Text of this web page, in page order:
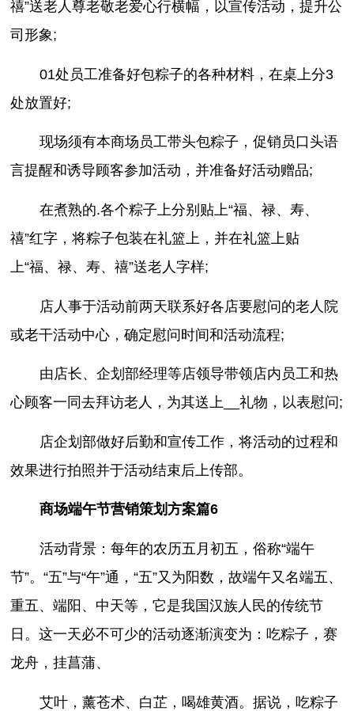
禧”送老人尊老敬老爱心行横幅，以宣传活动，提升公
司形象;
01处员工准备好包粽子的各种材料，在桌上分3
处放置好;
现场须有本商场员工带头包粽子，促销员口头语
言提醒和诱导顾客参加活动，并准备好活动赠品;
在煮熟的.各个粽子上分别贴上“福、禄、寿、
禧”红字，将粽子包装在礼篮上，并在礼篮上贴
上“福、禄、寿、禧”送老人字样;
店人事于活动前两天联系好各店要慰问的老人院
或老干活动中心，确定慰问时间和活动流程;
由店长、企划部经理等店领导带领店内员工和热
心顾客一同去拜访老人，为其送上__礼物，以表慰问;
店企划部做好后勤和宣传工作，将活动的过程和
效果进行拍照并于活动结束后上传部。
商场端午节营销策划方案篇6
活动背景：每年的农历五月初五，俗称“端午
节”。“五”与“午”通，“五”又为阳数，故端午又名端五、
重五、端阳、中天等，它是我国汉族人民的传统节
日。这一天必不可少的活动逐渐演变为：吃粽子，赛
龙舟，挂菖蒲、
艾叶，薰苍术、白芷，喝雄黄酒。据说，吃粽子